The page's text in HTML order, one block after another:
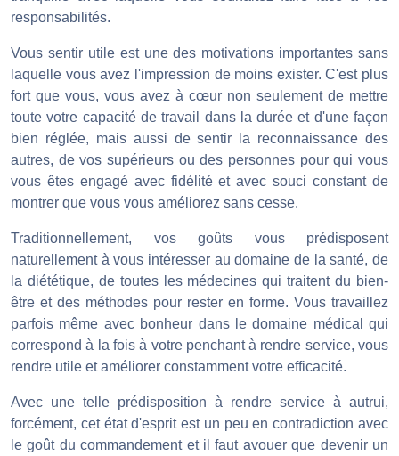
responsabilités.
Vous sentir utile est une des motivations importantes sans
laquelle vous avez l'impression de moins exister. C'est plus
fort que vous, vous avez à cœur non seulement de mettre
toute votre capacité de travail dans la durée et d'une façon
bien réglée, mais aussi de sentir la reconnaissance des
autres, de vos supérieurs ou des personnes pour qui vous
vous êtes engagé avec fidélité et avec souci constant de
montrer que vous vous améliorez sans cesse.
Traditionnellement, vos goûts vous prédisposent
naturellement à vous intéresser au domaine de la santé, de
la diététique, de toutes les médecines qui traitent du bien-
être et des méthodes pour rester en forme. Vous travaillez
parfois même avec bonheur dans le domaine médical qui
correspond à la fois à votre penchant à rendre service, vous
rendre utile et améliorer constamment votre efficacité.
Avec une telle prédisposition à rendre service à autrui,
forcément, cet état d'esprit est un peu en contradiction avec
le goût du commandement et il faut avouer que devenir un